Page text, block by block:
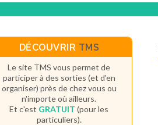
DÉCOUVRIR TMS
Le site TMS vous permet de
participer à des sorties (et d'en
organiser) près de chez vous ou
n'importe où ailleurs.
Et c'est GRATUIT (pour les
particuliers).